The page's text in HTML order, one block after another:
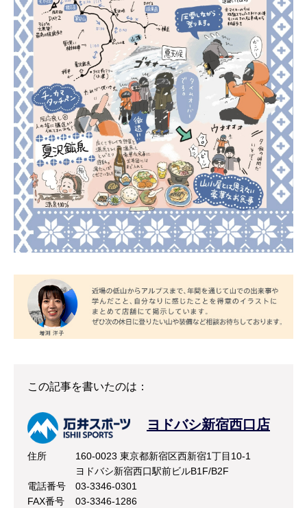
この記事を書いたのは：
ヨドバシ新宿西口店
住所
160-0023 東京都新宿区西新宿1丁目10-1
ヨドバシ新宿西口駅前ビルB1F/B2F
電話番号
03-3346-0301
FAX番号
03-3346-1286